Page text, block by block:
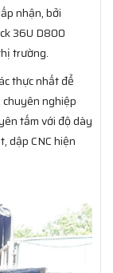
nhận, bởi
36U D800
trường.
thực nhất để
nghiệp
tấm với độ dày
dập CNC hiện